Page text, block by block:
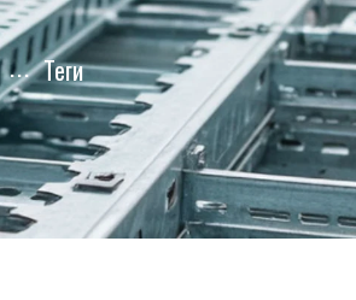
Теги